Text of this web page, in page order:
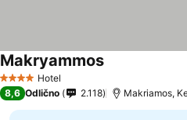
4 ZvezdiceHotel
MakryammosPogledaj cene
8,6 Odlično 2.118 Makriamos,